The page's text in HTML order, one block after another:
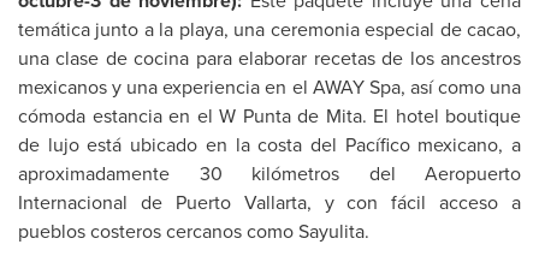
temática junto a la playa, una ceremonia especial de cacao,
una clase de cocina para elaborar recetas de los ancestros
mexicanos y una experiencia en el AWAY Spa, así como una
cómoda estancia en el W Punta de Mita. El hotel boutique
de lujo está ubicado en la costa del Pacífico mexicano, a
aproximadamente 30 kilómetros del Aeropuerto
Internacional de Puerto Vallarta, y con fácil acceso a
pueblos costeros cercanos comoSayulita.